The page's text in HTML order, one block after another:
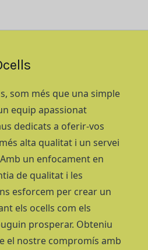
som més que una simple
equip apassionat
dedicats a oferir-vos
alta qualitat i un servei
un enfocament en
de qualitat i les
esforcem per crear un
els ocells com els
prosperar. Obteniu
el nostre compromís amb